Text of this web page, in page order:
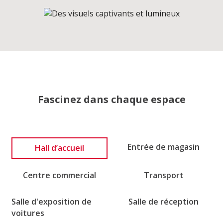
Fascinez dans chaque espace
Hall d’accueil Entrée de magasin
Centre commercial Transport
Salle d'exposition de
voitures
Salle de réception